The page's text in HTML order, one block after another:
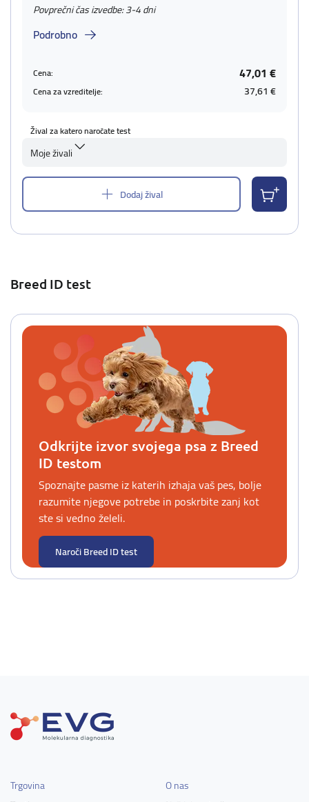
Povprečni čas izvedbe: 3-4 dni
Podrobno
Cena: 47,01 €
Cena za vzreditelje: 37,61 €
Žival za katero naročate test
Moje živali
Dodaj žival
Breed ID test
Odkrijte izvor svojega psa z Breed
ID testom
Spoznajte pasme iz katerih izhaja vaš pes, bolje
razumite njegove potrebe in poskrbite zanj kot
ste si vedno želeli.
Naroči Breed ID test
Trgovina
O nas